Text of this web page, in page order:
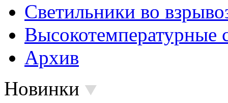
Светильники во
Высокотемпературные
Архив
Новинки